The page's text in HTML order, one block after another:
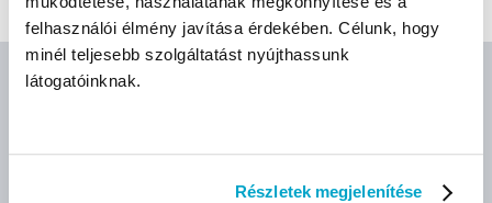
felhasználói élmény javítása érdekében. Célunk, hogy
minél teljesebb szolgáltatást nyújthassunk
látogatóinknak.
Részletek megjelenítése